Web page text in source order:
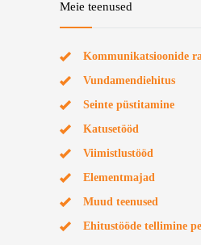
Meie teenused
Kommunikatsioonide
Vundamendiehitus
Seinte püstitamine
Katusetööd
Viimistlustööd
Elementmajad
Muud teenused
Ehitustööde tellimine